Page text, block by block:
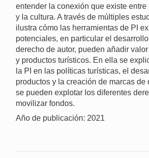
entender la conexión que existe entre
y la cultura. A través de múltiples
ilustra cómo las herramientas de PI
potenciales, en particular el
derecho de autor, pueden añadir
y productos turísticos. En ella se
la PI en las políticas turísticas, el
productos y la creación de marcas de
se pueden explotar los diferentes
movilizar fondos.
Año de publicación: 2021